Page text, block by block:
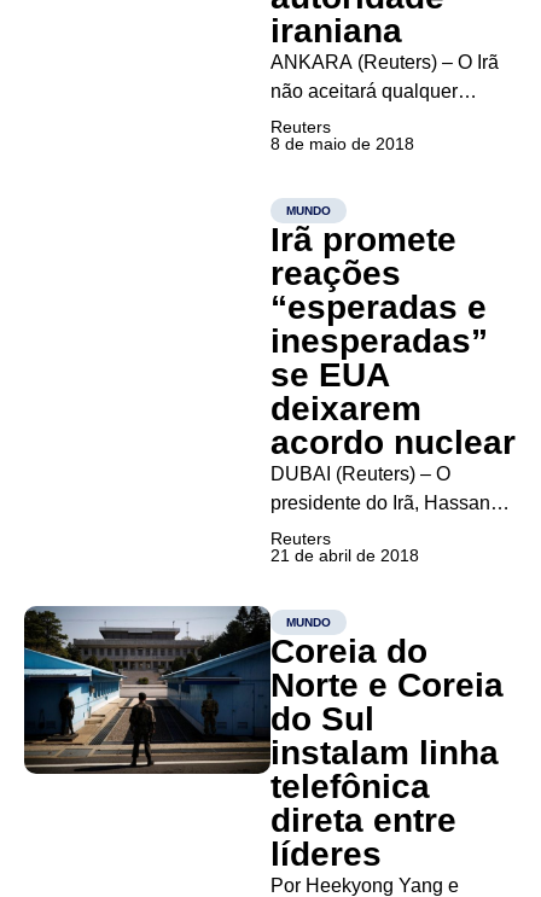
iraniana
ANKARA (Reuters) – O Irã
não aceitará qualquer
exigência além das que
concordou em seu acordo
mundiais, disse uma
importante autoridade
iraniana nesta terça-feira,
horas antes de o presidente
dos Estados Unidos, Donald
Trump, anunciar se
deixará...
Reuters
8 de maio de 2018
MUNDO
Irã promete
reações
“esperadas e
inesperadas”
se EUA
deixarem
acordo nuclear
DUBAI (Reuters) – O
presidente do Irã, Hassan
Rouhani, disse neste
sábado que está pronto para
inesperadas” caso os
Estados Unidos se retirem
de um acordo nuclear
internacional, como o
presidente do país, Donald
Trump, ameaça...
Reuters
21 de abril de 2018
MUNDO
Coreia do
Norte e Coreia
do Sul
instalam linha
telefônica
direta entre
líderes
Por Heekyong Yang e